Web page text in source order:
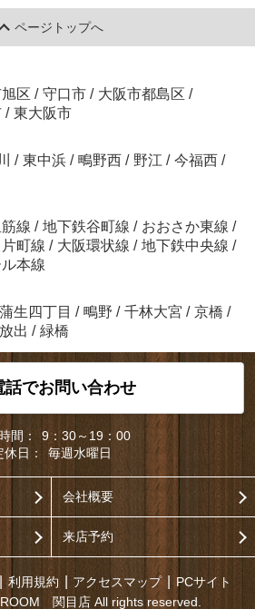
ページトップへ
区 / 守口市 / 大阪市都島区 /
/ 東大阪市
/ 東中浜 / 鴫野西 / 野江 / 今福西 /
線 / 地下鉄谷町線 / おおさか東線 /
片町線 / 大阪環状線 / 地下鉄中央線 /
本線
蒲生四丁目 / 鴫野 / 千林大宮 / 京橋 /
放出 / 緑橋
話でお問い合わせ
間：
9：30～19：00
休日：
毎週水曜日
会社概要
来店予約
利用規約 アクセスマップ
PCサイト
関目店 All rights reserved.